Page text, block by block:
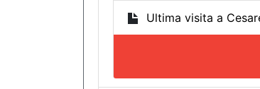
Ultima visita a